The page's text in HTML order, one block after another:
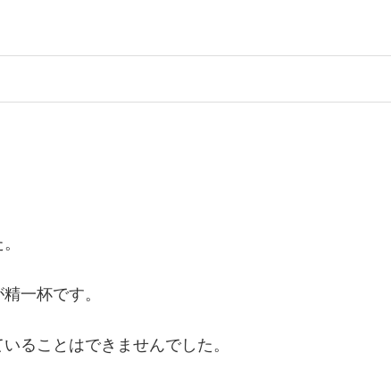
一杯です。
ることはできませんでした。